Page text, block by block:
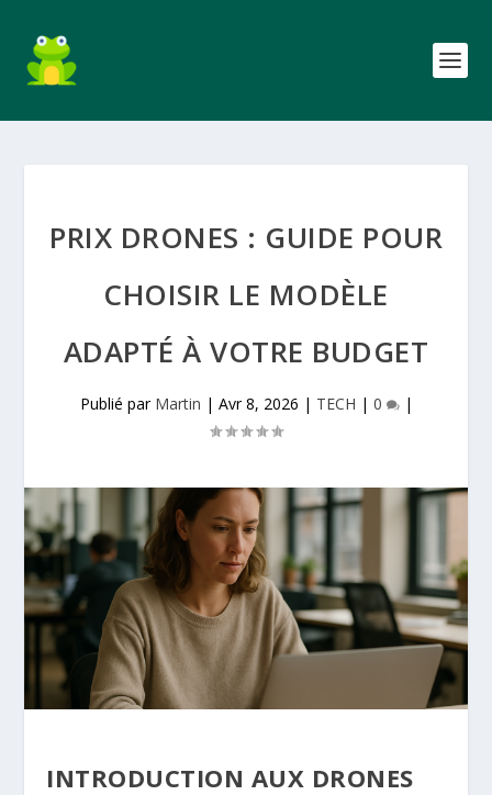
PRIX DRONES : GUIDE POUR
CHOISIR LE MODÈLE
ADAPTÉ À VOTRE BUDGET
Publié par Martin | Avr 8, 2026 | TECH | 0 |
INTRODUCTION AUX DRONES